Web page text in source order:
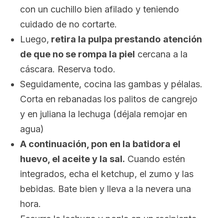
con un cuchillo bien afilado y teniendo
cuidado de no cortarte.
Luego, retira la pulpa prestando atención
de que no se rompa la piel cercana a la
cáscara. Reserva todo.
Seguidamente, cocina las gambas y pélalas.
Corta en rebanadas los palitos de cangrejo
y en juliana la lechuga (déjala remojar en
agua)
A continuación, pon en la batidora el
huevo, el aceite y la sal. Cuando estén
integrados, echa el ketchup, el zumo y las
bebidas. Bate bien y lleva a la nevera una
hora.